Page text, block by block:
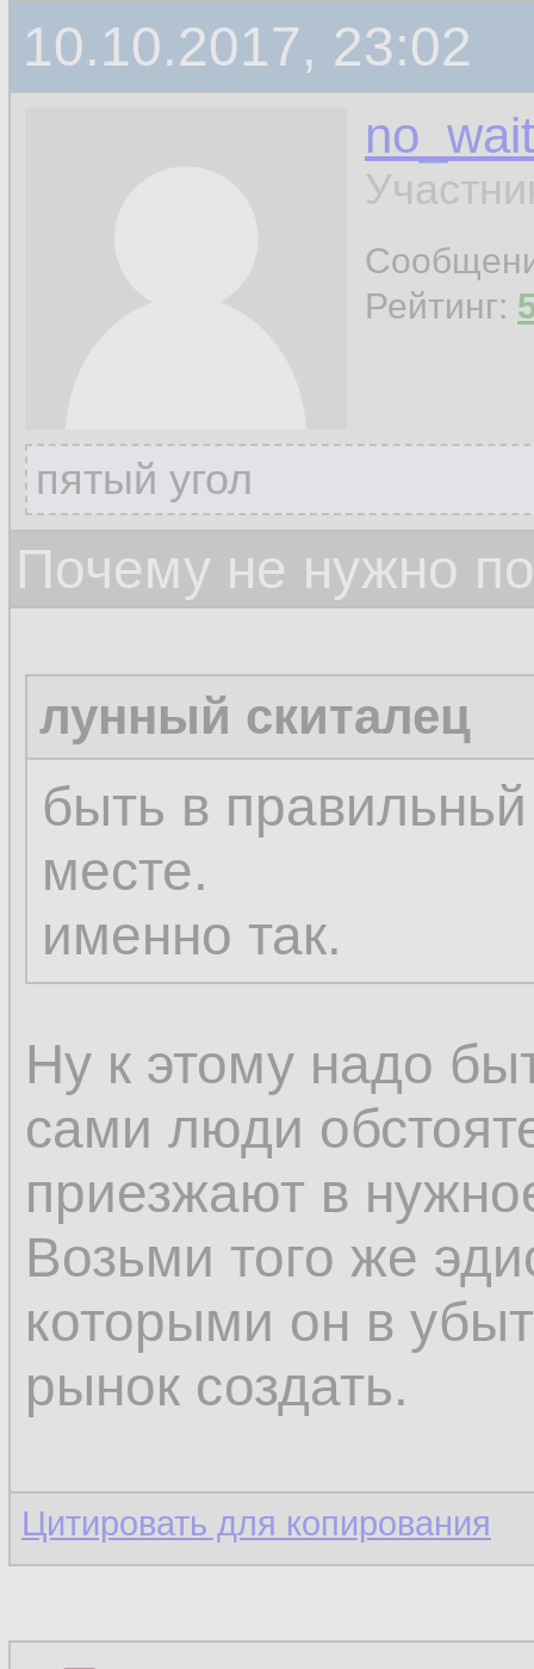
10.10.2017, 23:02
no_wait
Рейтинг:
пятый угол
Почему не нужно
лунный скиталец
быть в
месте.
именно так.
Ну к этому надо
сами люди
приезжают в
Возьми того же
которыми он в
рынок создать.
Цитировать для копирования